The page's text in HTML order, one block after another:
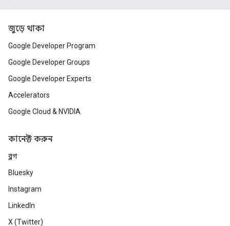
জুড়ে থাকা
Google Developer Program
Google Developer Groups
Google Developer Experts
Accelerators
Google Cloud & NVIDIA
কানেক্ট করুন
ব্লগ
Bluesky
Instagram
LinkedIn
X (Twitter)